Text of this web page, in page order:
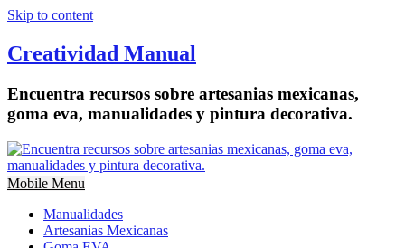
Skip to content
Creatividad Manual
Encuentra recursos sobre artesanias mexicanas,
goma eva, manualidades y pintura decorativa.
Mobile Menu
Manualidades
Artesanias Mexicanas